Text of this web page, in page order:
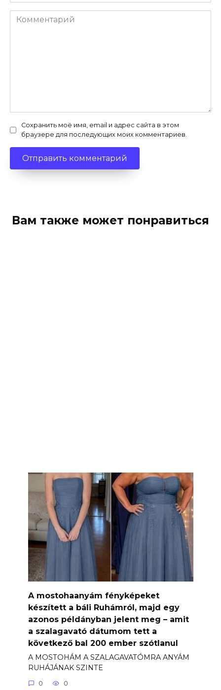
Комментарий
Сохранить моё имя, email и адрес сайта в этом
браузере для последующих моих комментариев.
Вам также может понравиться
A mostohaanyám fényképeket
készített a báli Ruhámról, majd egy
azonos példányban jelent meg – amit
a szalagavató dátumom tett a
következő bal 200 ember szótlanul
A MOSTOHÁM A SZALAGAVATÓMRA ANYÁM
RUHÁJÁNAK SZINTE
0 0